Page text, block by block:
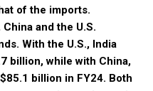
of the imports.
and the U.S.
With the U.S., India
billion, while with China,
billion in FY24. Both